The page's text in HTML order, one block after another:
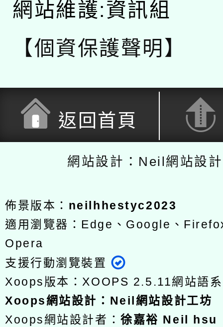
網站維護:資訊組
【個資保護聲明】
返回首頁
網站設計：Neil網站設
佈景版本： neilhhestyc2023
適用瀏覽器：Edge、Google、
Opera
支援行動瀏覽裝置
Xoops版本： XOOPS 2.5.11網站語
Xoops網站設計 ： Neil網站設計工坊
Xoops網站設計者：徐嘉裕 Neil hsu